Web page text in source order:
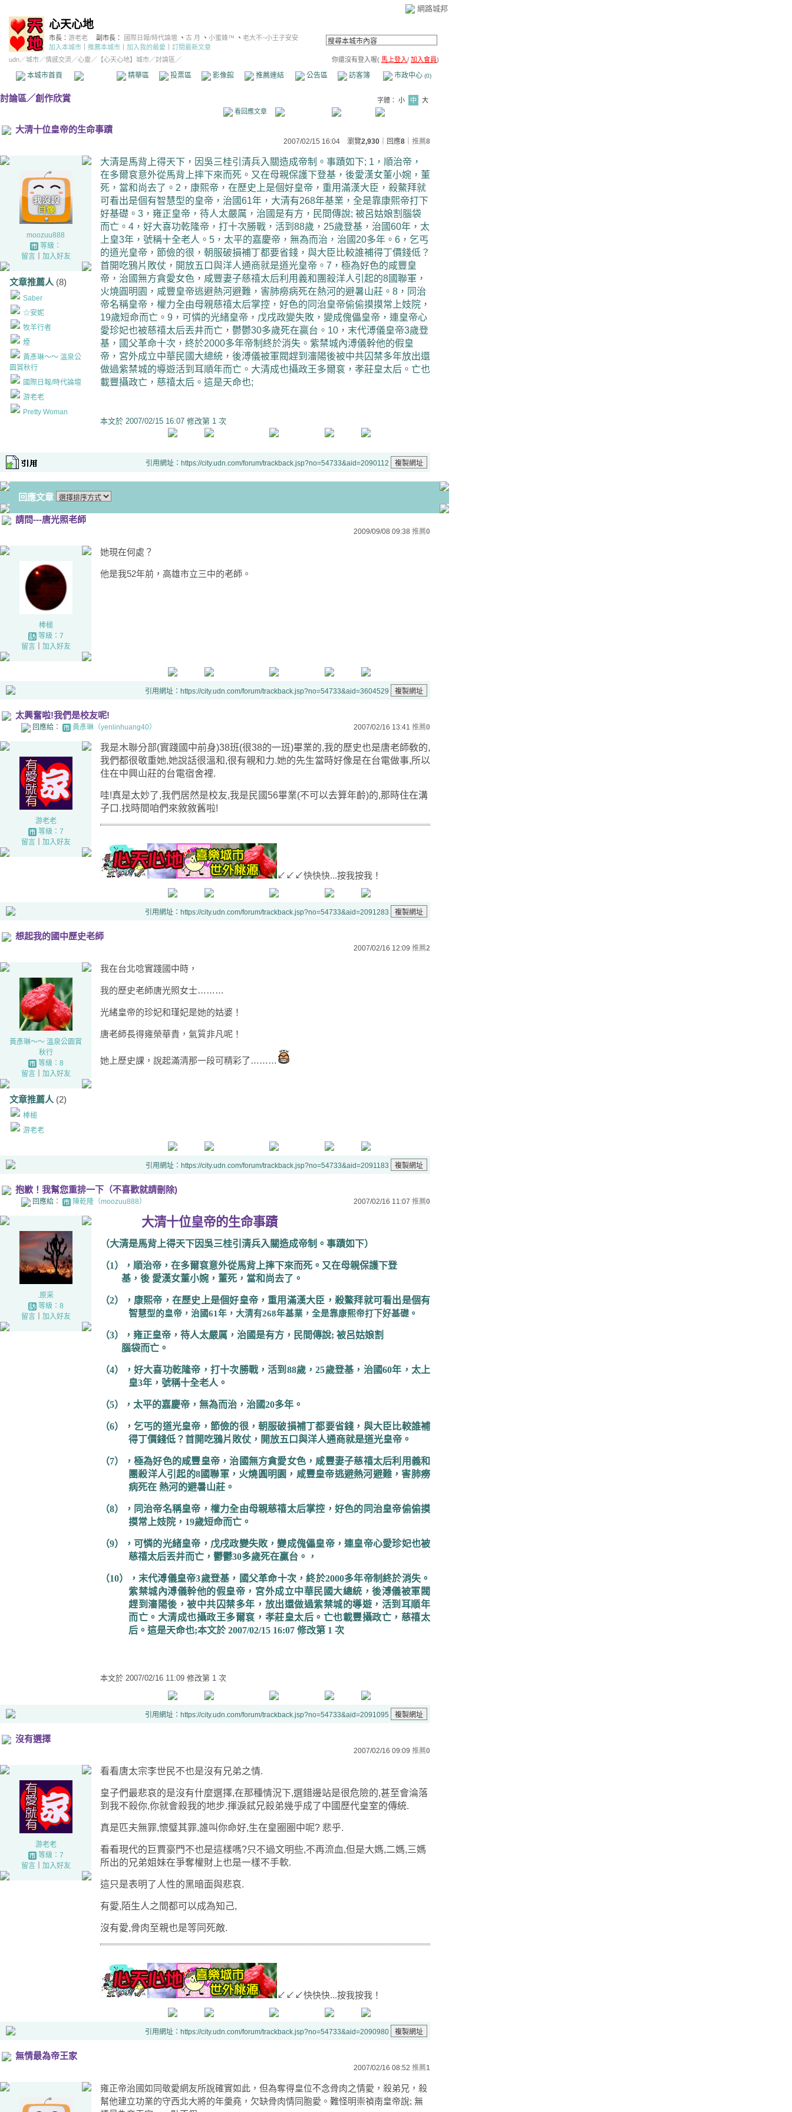
網路城邦
心天心地
市長： 游老老 副市長： 國際日報/時代論壇 、 古 月 、 小蜜蜂™ 、 老大不~小王子安安
加入本城市
推薦本城市 加入我的最愛
訂閱最新文章
udn／城市／情感交流／心靈 ／ 【心天心地】城市／討論區／ 你還沒有登入喔( 馬上登入/ 加入會員)
本城市首頁 精華區 投票區 影像館 推薦連結 公告區 訪客簿 市政中心 (0)
討論區／創作欣賞 字體： 小 中
大
看回應文章
大清十位皇帝的生命事蹟
2007/02/15 16:04 瀏覽2,930 ｜回應8 推薦8
moozuu888
等級：
留言｜ 加入好友
文章推薦人 (8)
Saber
☆安妮
牧羊行者
煙
黃彥琳～～ 溫泉公
園賞秋行
國際日報/時代論壇
游老老
Pretty Woman
大清是馬背上得天下，因吳三桂引清兵入關造成帝制。事蹟如下; 1，順治帝，
在多爾袞意外從馬背上摔下來而死。又在母親保護下登基，後愛漢女董小婉，董
死，當和尚去了。2，康熙帝，在歷史上是個好皇帝，重用滿漢大臣，殺鰲拜就
可看出是個有智慧型的皇帝，治國61年，大清有268年基業，全是靠康熙帝打下
好基礎。3，雍正皇帝，待人太嚴厲，治國是有方，民間傳說; 被呂姑娘割腦袋
而亡。4，好大喜功乾隆帝，打十次勝戰，活到88歲，25歲登基，治國60年，太
上皇3年，號稱十全老人。5，太平的嘉慶帝，無為而治，治國20多年。6，乞丐
的道光皇帝，節儉的很，朝服破損補丁都要省錢，與大臣比較誰補得丁價錢低？
首開吃鴉片敗仗，開放五口與洋人通商就是道光皇帝。7，極為好色的咸豐皇
帝，治國無方貪愛女色，咸豐妻子慈禧太后利用義和團殺洋人引起的8國聯軍，
火燒圓明園，咸豐皇帝逃避熱河避難，害肺癆病死在熱河的避暑山莊。8，同治
帝名稱皇帝，權力全由母親慈禧太后掌控，好色的同治皇帝偷偷摸摸常上妓院，
19歲短命而亡。9，可憐的光緒皇帝，戊戌政變失敗，變成傀儡皇帝，連皇帝心
愛珍妃也被慈禧太后丟井而亡，鬱鬱30多歲死在贏台。10，末代溥儀皇帝3歲登
基，國父革命十次，終於2000多年帝制終於消失。紫禁城內溥儀幹他的假皇
帝，宮外成立中華民國大總統，後溥儀被軍閥趕到瀋陽後被中共囚禁多年放出還
做過紫禁城的導遊活到耳順年而亡。大清成也攝政王多爾袞，孝莊皇太后。亡也
載豐攝政亡，慈禧太后。這是天命也;
本文於 2007/02/15 16:07 修改第 1 次
引用網址：https://city.udn.com/forum/trackback.jsp?no=54733&aid=2090112
回應文章
請問---唐光照老師
2009/09/08 09:38 推薦0
棒槌
等級：7
留言｜ 加入好友
她現在何處？
他是我52年前，高雄市立三中的老師。
引用網址：https://city.udn.com/forum/trackback.jsp?no=54733&aid=3604529
太興奮啦!我們是校友呢!
回應給： 黃彥琳（yenlinhuang40） 2007/02/16 13:41 推薦0
游老老
等級：7
留言｜ 加入好友
我是木聯分部(實踐國中前身)38班(很38的一班)畢業的,我的歷史也是唐老師敎的,
我們都很敬重她,她說話很溫和,很有親和力.她的先生當時好像是在台電做事,所以
住在中興山莊的台電宿舍裡.
哇!真是太妙了,我們居然是校友,我是民國56畢業(不可以去算年齡)的,那時住在溝
子口.找時間咱們來敘敘舊啦!
↙↙↙快快快...按我按我！
引用網址：https://city.udn.com/forum/trackback.jsp?no=54733&aid=2091283
想起我的國中歷史老師
2007/02/16 12:09 推薦2
黃彥琳～～ 溫泉公園賞
秋行
等級：8
留言｜ 加入好友
文章推薦人 (2)
棒槌
游老老
我在台北唸實踐國中時，
我的歷史老師唐光照女士………
光緒皇帝的珍妃和瑾妃是她的姑婆！
唐老師長得雍榮華貴，氣質非凡呢！
她上歷史課，說起滿清那一段可精彩了………
引用網址：https://city.udn.com/forum/trackback.jsp?no=54733&aid=2091183
抱歉！我幫您重排一下（不喜歡就請刪除)
回應給： 陳乾隆（moozuu888） 2007/02/16 11:07 推薦0
.原采
等級：8
留言｜ 加入好友
大清十位皇帝的生命事蹟
（大清是馬背上得天下因吳三桂引清兵入關造成帝制。事蹟如下）
（1），順治帝，在多爾袞意外從馬背上摔下來而死。又在母親保護下登
基，後 愛漢女董小婉，董死，當和尚去了。
（2），康熙帝，在歷史上是個好皇帝，重用滿漢大臣，殺鰲拜就可看出是個有
智慧型的皇帝，治國61年，大清有268年基業，全是靠康熙帝打下好基礎。
（3），雍正皇帝，待人太嚴厲，治國是有方，民間傳說; 被呂姑娘割
腦袋而亡。
（4），好大喜功乾隆帝，打十次勝戰，活到 88歲，25歲登基，治國60年，太上
皇3年，號稱十全老人。
（5），太平的嘉慶帝，無為而治，治國20多年。
（6），乞丐的道光皇帝，節儉的很，朝服破損補丁都要省錢，與大臣比較誰補
得丁價錢低？首開吃鴉片敗仗，開放五口與洋人通商就是道光皇帝。
（7），極為好色的咸豐皇帝，治國無方貪愛女色，咸豐妻子慈禧太后利用義和
團殺洋人引起的8國聯軍，火燒圓明園，咸豐皇帝逃避熱河避難，害肺癆
病死在 熱河的避暑山莊。
（8），同治帝名稱皇帝，權力全由母親慈禧太后掌控，好色的同治皇帝偷偷摸
摸常上妓院， 19歲短命而亡。
（9），可憐的光緒皇帝，戊戌政變失敗，變成傀儡皇帝，連皇帝心愛珍妃也被
慈禧太后丟井而亡，鬱鬱30多歲死在贏台。，
（10），末代溥儀皇帝3歲登基，國父革命十次，終於2000多年帝制終於消失。
紫禁城內溥儀幹他的假皇帝，宮外成立中華民國大總統，後溥儀被軍閥
趕到瀋陽後，被中共囚禁多年，放出還做過紫禁城的導遊，活到耳順年
而亡。大清成也攝政王多爾袞，孝莊皇太后。亡也載豐攝政亡，慈禧太
后。這是天命也;本文於 2007/02/15 16:07修改第 1次
本文於 2007/02/16 11:09 修改第 1 次
引用網址：https://city.udn.com/forum/trackback.jsp?no=54733&aid=2091095
沒有選擇
2007/02/16 09:09 推薦0
游老老
等級：7
留言｜ 加入好友
看看唐太宗李世民不也是沒有兄弟之情.
皇子們最悲哀的是沒有什麼選擇,在那種情況下,選錯邊站是很危險的,甚至會淪落
到我不殺你,你就會殺我的地步.揮淚弒兄殺弟幾乎成了中國歷代皇室的傳統.
真是匹夫無罪,懷璧其罪,誰叫你命好,生在皇圈圈中呢? 悲乎.
看看現代的巨賈豪門不也是這樣嗎?只不過文明些,不再流血,但是大媽,二媽,三媽
所出的兄弟姐妹在爭奪權財上也是一樣不手軟.
這只是表明了人性的黑暗面與悲哀.
有愛,陌生人之間都可以成為知己,
沒有愛,骨肉至親也是等同死敵.
↙↙↙快快快...按我按我！
引用網址：https://city.udn.com/forum/trackback.jsp?no=54733&aid=2090980
無情最為帝王家
2007/02/16 08:52 推薦1
雍正帝治國如同敬愛網友所說確實如此，但為奪得皇位不念骨肉之情愛，殺弟兄，殺
幫他建立功業的守西北大將的年羹堯，欠缺骨肉情同胞愛。難怪明崇禎南皇帝說; 無